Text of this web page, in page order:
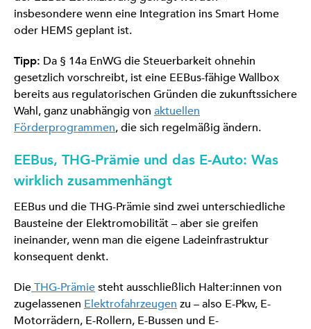
insbesondere wenn eine Integration ins Smart Home
oder HEMS geplant ist.
Tipp: Da § 14a EnWG die Steuerbarkeit ohnehin
gesetzlich vorschreibt, ist eine EEBus-fähige Wallbox
bereits aus regulatorischen Gründen die zukunftssichere
Wahl, ganz unabhängig von aktuellen
Förderprogrammen, die sich regelmäßig ändern.
EEBus, THG-Prämie und das E-Auto: Was
wirklich zusammenhängt
EEBus und die THG-Prämie sind zwei unterschiedliche
Bausteine der Elektromobilität – aber sie greifen
ineinander, wenn man die eigene Ladeinfrastruktur
konsequent denkt.
DieTHG-Prämiesteht ausschließlich Halter:innen von
zugelassenen Elektrofahrzeugen zu – also E-Pkw, E-
Motorrädern, E-Rollern, E-Bussen und E-